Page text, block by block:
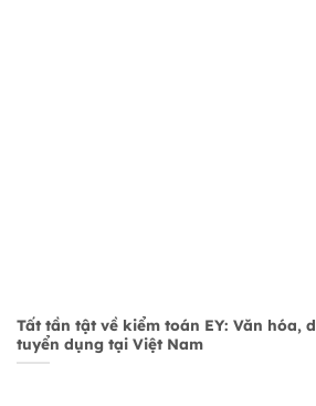
Tất tần tật về kiểm toán EY: Văn hóa,
tuyển dụng tại Việt Nam